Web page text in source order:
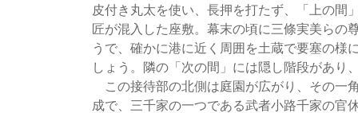
皮付き丸太を使い、長押を打たず、「上の間
匠が混入した座敷。幕末の頃に三條実美らの
うで、確かに港に近く周囲を土蔵で要塞の様
しょう。隣の「次の間」には隠し階段があり
この接待部の北側は庭園が広がり、その一
成で、三千家の一つである武者小路千家の官